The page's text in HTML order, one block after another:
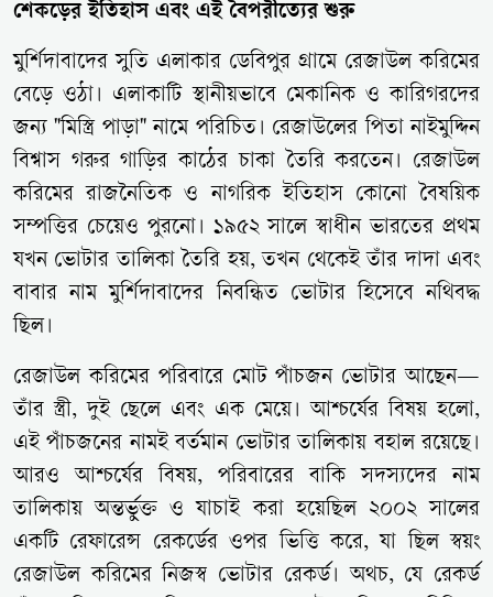
শেকড়ের ইতিহাস এবং এই বৈপরীত্যের শুরু
মুর্শিদাবাদের সুতি এলাকার ডেবিপুর গ্রামে রেজাউল করিমের
বেড়ে ওঠা। এলাকাটি স্থানীয়ভাবে মেকানিক ও কারিগরদের
জন্য "মিস্ত্রি পাড়া" নামে পরিচিত। রেজাউলের পিতা নাইমুদ্দিন
বিশ্বাস গরুর গাড়ির কাঠের চাকা তৈরি করতেন। রেজাউল
করিমের রাজনৈতিক ও নাগরিক ইতিহাস কোনো বৈষয়িক
সম্পত্তির চেয়েও পুরনো। ১৯৫২ সালে স্বাধীন ভারতের প্রথম
যখন ভোটার তালিকা তৈরি হয়, তখন থেকেই তাঁর দাদা এবং
বাবার নাম মুর্শিদাবাদের নিবন্ধিত ভোটার হিসেবে নথিবদ্ধ
ছিল।
রেজাউল করিমের পরিবারে মোট পাঁচজন ভোটার আছেন—
তাঁর স্ত্রী, দুই ছেলে এবং এক মেয়ে। আশ্চর্যের বিষয় হলো,
এই পাঁচজনের নামই বর্তমান ভোটার তালিকায় বহাল রয়েছে।
আরও আশ্চর্যের বিষয়, পরিবারের বাকি সদস্যদের নাম
তালিকায় অন্তর্ভুক্ত ও যাচাই করা হয়েছিল ২০০২ সালের
একটি রেফারেন্স রেকর্ডের ওপর ভিত্তি করে, যা ছিল স্বয়ং
রেজাউল করিমের নিজস্ব ভোটার রেকর্ড। অথচ, যে রেকর্ড